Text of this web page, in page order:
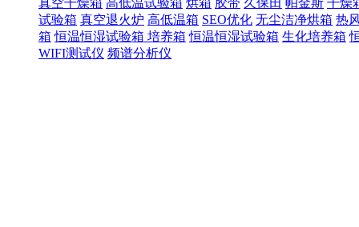
真空干燥箱 高低温试验箱 烘箱 胶带 久保田 帕金斯 干燥
试验箱 真空退火炉 高低温箱 SEO优化 无尘洁净烘箱 热
箱 恒温恒湿试验箱 培养箱 恒温恒湿试验箱 生化培养箱
WIFI测试仪 频谱分析仪